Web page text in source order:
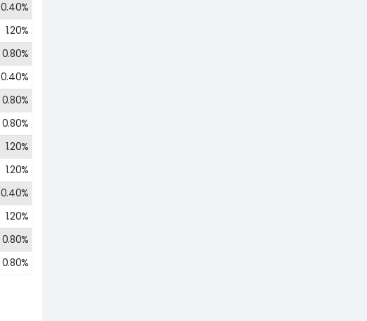
0.40%
1.20%
0.80%
0.40%
0.80%
0.80%
1.20%
1.20%
0.40%
1.20%
0.80%
0.80%